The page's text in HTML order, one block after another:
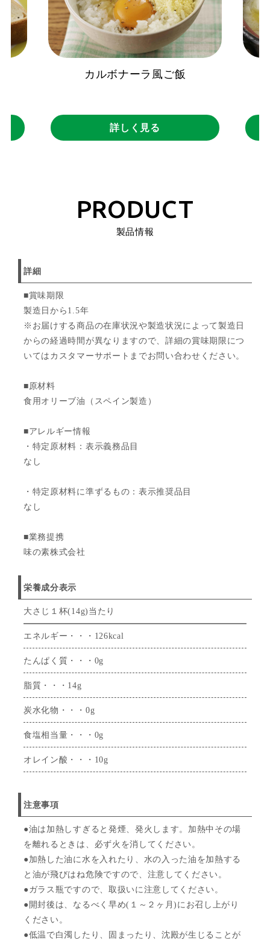
カルボナーラ風ご飯
詳しく見る
PRODUCT
製品情報
詳細
■賞味期限
製造日から1.5年
※お届けする商品の在庫状況や製造状況によって製造日
からの経過時間が異なりますので、詳細の賞味期限につ
いてはカスタマーサポートまでお問い合わせください。
■原材料
食用オリーブ油（スペイン製造）
■アレルギー情報
・特定原材料：表示義務品目
なし
・特定原材料に準ずるもの：表示推奨品目
なし
■業務提携
味の素株式会社
栄養成分表示
大さじ１杯(14g)当たり
エネルギー・・・126kcal
たんぱく質・・・0g
脂質・・・14g
炭水化物・・・0g
食塩相当量・・・0g
オレイン酸・・・10g
注意事項
●油は加熱しすぎると発煙、発火します。加熱中その場
を離れるときは、必ず火を消してください。
●加熱した油に水を入れたり、水の入った油を加熱する
と油が飛びはね危険ですので、注意してください。
●ガラス瓶ですので、取扱いに注意してください。
●開封後は、なるべく早め(１～２ヶ月)にお召し上がり
ください。
●低温で白濁したり、固まったり、沈殿が生じることが